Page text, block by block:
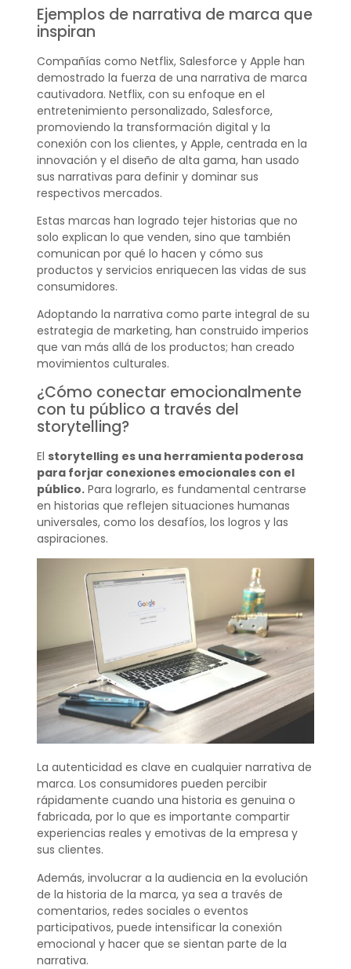
Ejemplos de narrativa de marca que
inspiran
Compañías como Netflix, Salesforce y Apple han
demostrado la fuerza de una narrativa de marca
cautivadora. Netflix, con su enfoque en el
entretenimiento personalizado, Salesforce,
promoviendo la transformación digital y la
conexión con los clientes, y Apple, centrada en la
innovación y el diseño de alta gama, han usado
sus narrativas para definir y dominar sus
respectivos mercados.
Estas marcas han logrado tejer historias que no
solo explican lo que venden, sino que también
comunican por qué lo hacen y cómo sus
productos y servicios enriquecen las vidas de sus
consumidores.
Adoptando la narrativa como parte integral de su
estrategia de marketing, han construido imperios
que van más allá de los productos; han creado
movimientos culturales.
¿Cómo conectar emocionalmente
con tu público a través del
storytelling?
El storytelling es una herramienta poderosa
para forjar conexiones emocionales con el
público.Para lograrlo, es fundamental centrarse
en historias que reflejen situaciones humanas
universales, como los desafíos, los logros y las
aspiraciones.
La autenticidad es clave en cualquier narrativa de
marca. Los consumidores pueden percibir
rápidamente cuando una historia es genuina o
fabricada, por lo que es importante compartir
experiencias reales y emotivas de la empresa y
sus clientes.
Además, involucrar a la audiencia en la evolución
de la historia de la marca, ya sea a través de
comentarios, redes sociales o eventos
participativos, puede intensificar la conexión
emocional y hacer que se sientan parte de la
narrativa.